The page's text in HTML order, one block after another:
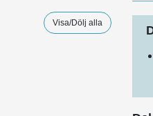
Visa/Dölj alla